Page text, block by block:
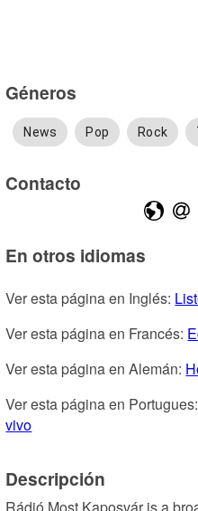
Géneros
News Pop Rock
Contacto
En otros idiomas
Ver esta página en Inglés:
Ver esta página en Francés:
Ver esta página en Alemán:
Ver esta página en Portugues:
vivo
Descripción